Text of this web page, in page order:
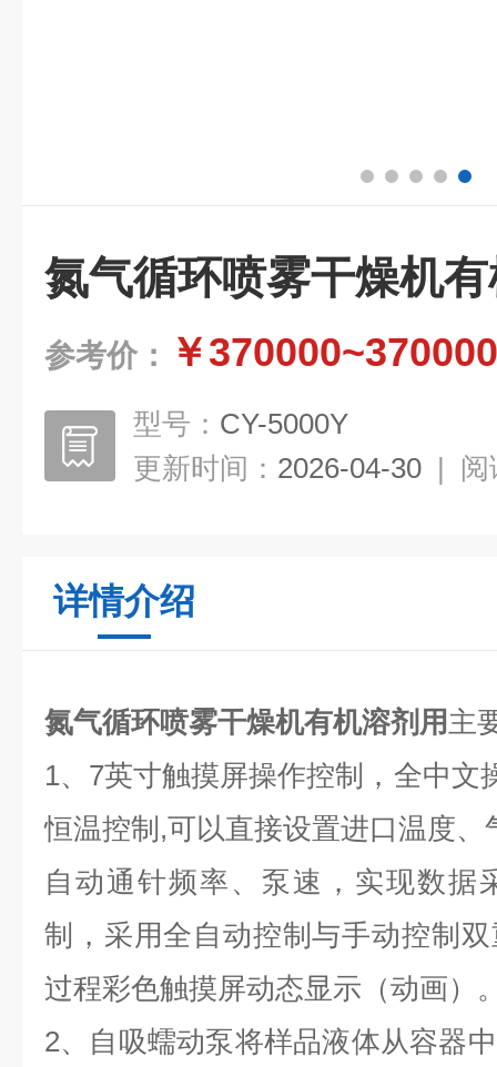
氮气循环喷雾干燥机
参考价： ￥370000~370000
型号： CY-5000Y
更新时间： 2026-04-30 | 阅
详情介绍
氮气循环喷雾干燥机有机溶剂用 主
1、7英寸触摸屏操作控制，全中文
恒温控制,可以直接设置进口温度、
自动通针频率、泵速，实现数据
制，采用全自动控制与手动控制
过程彩色触摸屏动态显示（动画）
2、自吸蠕动泵将样品液体从容器